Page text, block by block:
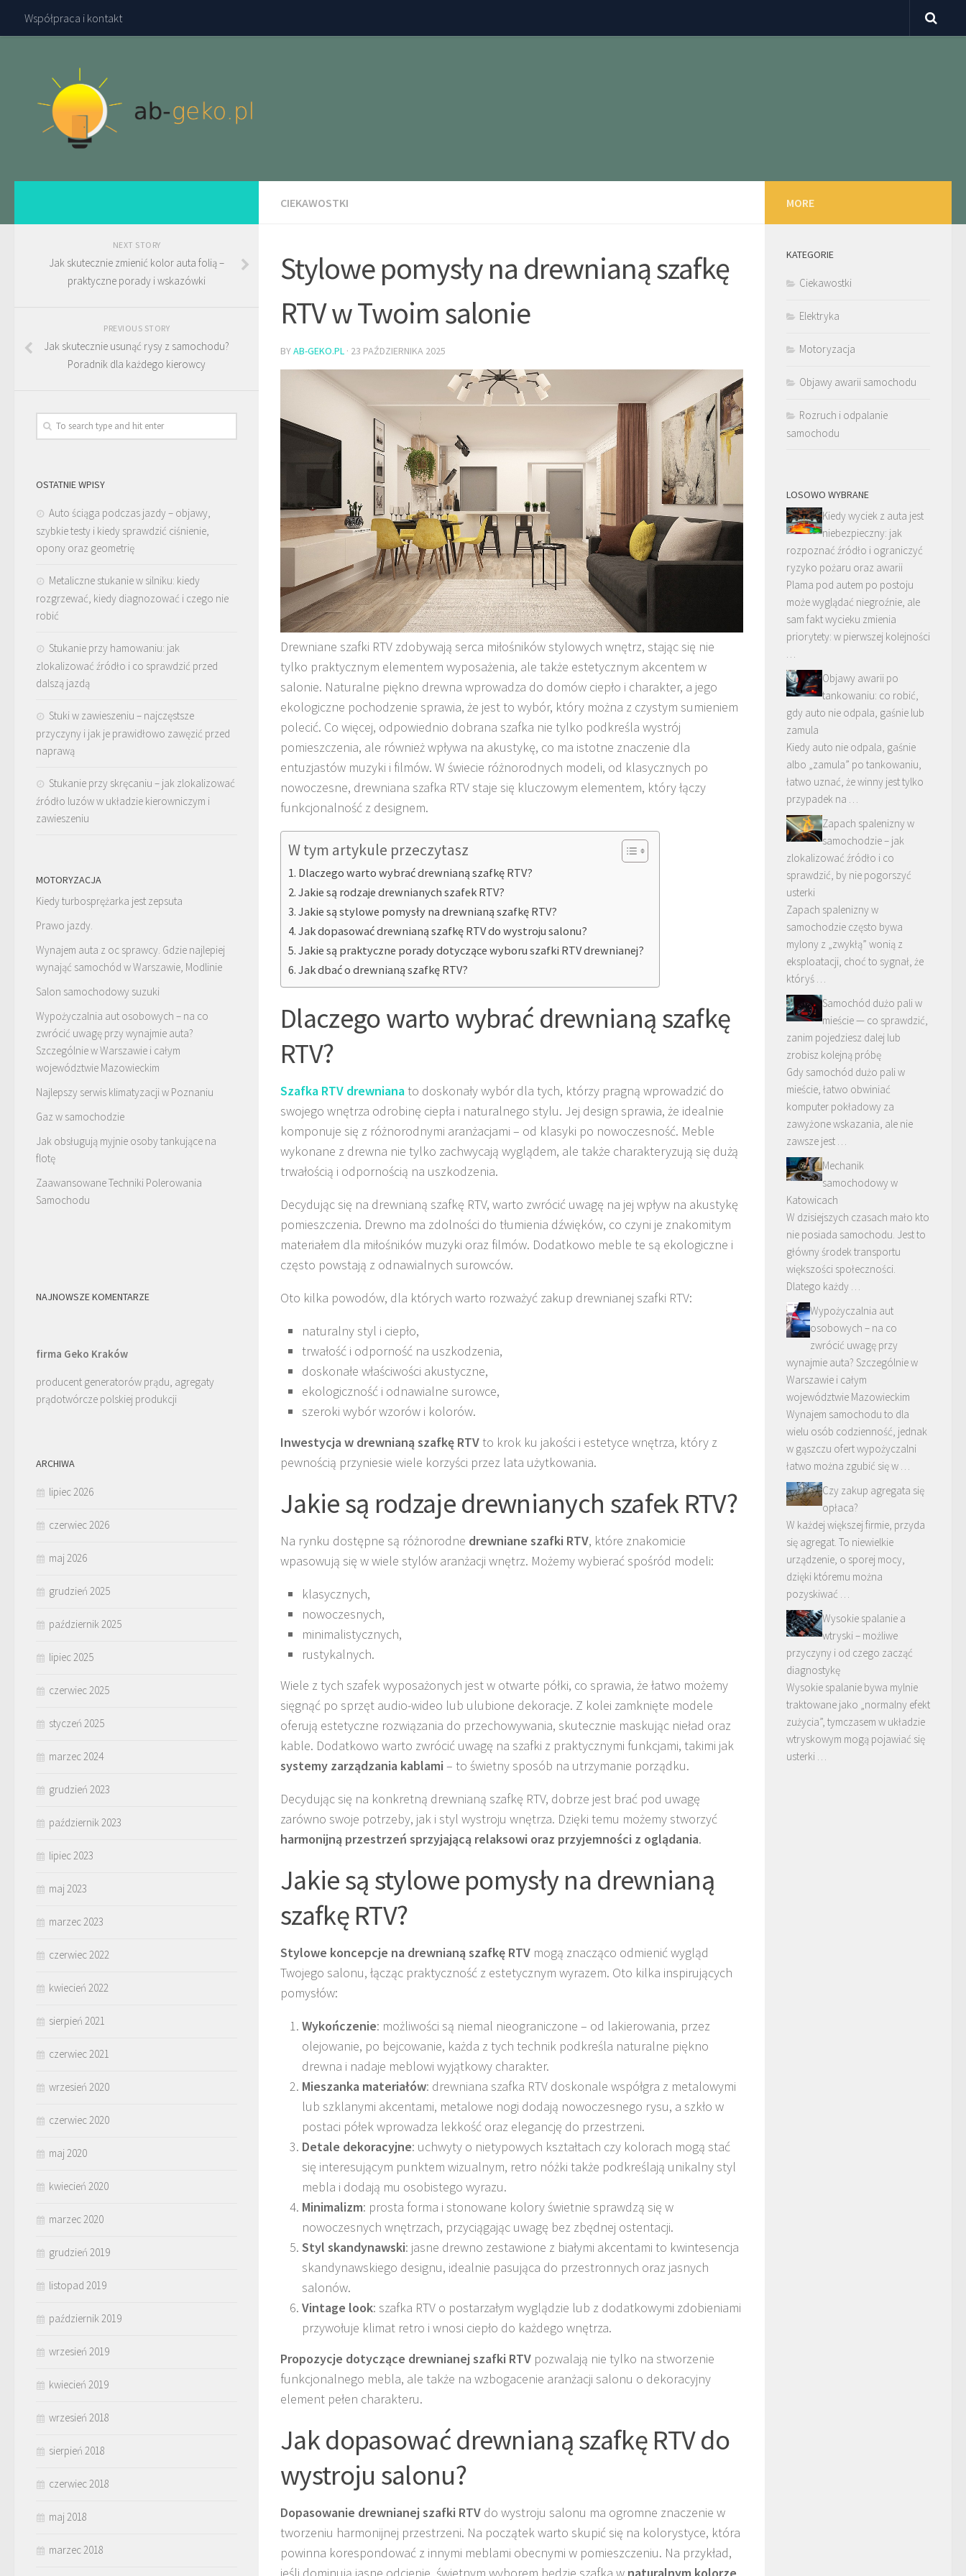
Współpraca i kontakt
CIEKAWOSTKI
Stylowe pomysły na drewnianą szafkę
RTV w Twoim salonie
BYAB-GEKO.PL · 23 PAŹDZIERNIKA 2025
Drewniane szafki RTV zdobywają serca miłośników stylowych wnętrz, stając się nie
tylko praktycznym elementem wyposażenia, ale także estetycznym akcentem w
salonie. Naturalne piękno drewna wprowadza do domów ciepło i charakter, a jego
ekologiczne pochodzenie sprawia, że jest to wybór, który można z czystym sumieniem
polecić. Co więcej, odpowiednio dobrana szafka nie tylko podkreśla wystrój
pomieszczenia, ale również wpływa na akustykę, co ma istotne znaczenie dla
entuzjastów muzyki i filmów. W świecie różnorodnych modeli, od klasycznych po
nowoczesne, drewniana szafka RTV staje się kluczowym elementem, który łączy
funkcjonalność z designem.
W tym artykule przeczytasz
Dlaczego warto wybrać drewnianą szafkę RTV?
Jakie są rodzaje drewnianych szafek RTV?
Jakie są stylowe pomysły na drewnianą szafkę RTV?
Jak dopasować drewnianą szafkę RTV do wystroju salonu?
Jakie są praktyczne porady dotyczące wyboru szafki RTV drewnianej?
Jak dbać o drewnianą szafkę RTV?
Dlaczego warto wybrać drewnianą szafkę
RTV?
Szafka RTV drewnianato doskonały wybór dla tych, którzy pragną wprowadzić do
swojego wnętrza odrobinę ciepła i naturalnego stylu. Jej design sprawia, że idealnie
komponuje się z różnorodnymi aranżacjami – od klasyki po nowoczesność. Meble
wykonane z drewna nie tylko zachwycają wyglądem, ale także charakteryzują się dużą
trwałością i odpornością na uszkodzenia.
Decydując się na drewnianą szafkę RTV, warto zwrócić uwagę na jej wpływ na akustykę
pomieszczenia. Drewno ma zdolności do tłumienia dźwięków, co czyni je znakomitym
materiałem dla miłośników muzyki oraz filmów. Dodatkowo meble te są ekologiczne i
często powstają z odnawialnych surowców.
Oto kilka powodów, dla których warto rozważyć zakup drewnianej szafki RTV:
naturalny styl i ciepło,
trwałość i odporność na uszkodzenia,
doskonałe właściwości akustyczne,
ekologiczność i odnawialne surowce,
szeroki wybór wzorów i kolorów.
Inwestycja w drewnianą szafkę RTVto krok ku jakości i estetyce wnętrza, który z
pewnością przyniesie wiele korzyści przez lata użytkowania.
Jakie są rodzaje drewnianych szafek RTV?
Na rynku dostępne są różnorodne drewniane szafki RTV, które znakomicie
wpasowują się w wiele stylów aranżacji wnętrz. Możemy wybierać spośród modeli:
klasycznych,
nowoczesnych,
minimalistycznych,
rustykalnych.
Wiele z tych szafek wyposażonych jest w otwarte półki, co sprawia, że łatwo możemy
sięgnąć po sprzęt audio-wideo lub ulubione dekoracje. Z kolei zamknięte modele
oferują estetyczne rozwiązania do przechowywania, skutecznie maskując nieład oraz
kable. Dodatkowo warto zwrócić uwagę na szafki z praktycznymi funkcjami, takimi jak
systemy zarządzania kablami – to świetny sposób na utrzymanie porządku.
Decydując się na konkretną drewnianą szafkę RTV, dobrze jest brać pod uwagę
zarówno swoje potrzeby, jak i styl wystroju wnętrza. Dzięki temu możemy stworzyć
harmonijną przestrzeń sprzyjającą relaksowi oraz przyjemności z oglądania.
Jakie są stylowe pomysły na drewnianą
szafkę RTV?
Stylowe koncepcje na drewnianą szafkę RTV mogą znacząco odmienić wygląd
Twojego salonu, łącząc praktyczność z estetycznym wyrazem. Oto kilka inspirujących
pomysłów:
Wykończenie: możliwości są niemal nieograniczone – od lakierowania, przez
olejowanie, po bejcowanie, każda z tych technik podkreśla naturalne piękno
drewna i nadaje meblowi wyjątkowy charakter.
Mieszanka materiałów: drewniana szafka RTV doskonale współgra z metalowymi
lub szklanymi akcentami, metalowe nogi dodają nowoczesnego rysu, a szkło w
postaci półek wprowadza lekkość oraz elegancję do przestrzeni.
Detale dekoracyjne: uchwyty o nietypowych kształtach czy kolorach mogą stać
się interesującym punktem wizualnym, retro nóżki także podkreślają unikalny styl
mebla i dodają mu osobistego wyrazu.
Minimalizm: prosta forma i stonowane kolory świetnie sprawdzą się w
nowoczesnych wnętrzach, przyciągając uwagę bez zbędnej ostentacji.
Styl skandynawski: jasne drewno zestawione z białymi akcentami to kwintesencja
skandynawskiego designu, idealnie pasująca do przestronnych oraz jasnych
salonów.
Vintage look: szafka RTV o postarzałym wyglądzie lub z dodatkowymi zdobieniami
przywołuje klimat retro i wnosi ciepło do każdego wnętrza.
Propozycje dotyczące drewnianej szafki RTV pozwalają nie tylko na stworzenie
funkcjonalnego mebla, ale także na wzbogacenie aranżacji salonu o dekoracyjny
element pełen charakteru.
Jak dopasować drewnianą szafkę RTV do
wystroju salonu?
Dopasowanie drewnianej szafki RTV do wystroju salonu ma ogromne znaczenie w
tworzeniu harmonijnej przestrzeni. Na początek warto skupić się na kolorystyce, która
powinna korespondować z innymi meblami obecnymi w pomieszczeniu. Na przykład,
jeśli dominują jasne odcienie, świetnym wyborem będzie szafka w naturalnym kolorze
NEXT STORY
Jak skutecznie zmienić kolor auta folią –
praktyczne porady i wskazówki
PREVIOUS STORY
Jak skutecznie usunąć rysy z samochodu?
Poradnik dla każdego kierowcy
OSTATNIE WPISY
Auto ściąga podczas jazdy – objawy,
szybkie testy i kiedy sprawdzić ciśnienie,
opony oraz geometrię
Metaliczne stukanie w silniku: kiedy
rozgrzewać, kiedy diagnozować i czego nie
robić
Stukanie przy hamowaniu: jak
zlokalizować źródło i co sprawdzić przed
dalszą jazdą
Stuki w zawieszeniu – najczęstsze
przyczyny i jak je prawidłowo zawęzić przed
naprawą
Stukanie przy skręcaniu – jak zlokalizować
źródło luzów w układzie kierowniczym i
zawieszeniu
MOTORYZACJA
Kiedy turbosprężarka jest zepsuta
Prawo jazdy.
Wynajem auta z oc sprawcy. Gdzie najlepiej
wynająć samochód w Warszawie, Modlinie
Salon samochodowy suzuki
Wypożyczalnia aut osobowych – na co
zwrócić uwagę przy wynajmie auta?
Szczególnie w Warszawie i całym
województwie Mazowieckim
Najlepszy serwis klimatyzacji w Poznaniu
Gaz w samochodzie
Jak obsługują myjnie osoby tankujące na
flotę
Zaawansowane Techniki Polerowania
Samochodu
NAJNOWSZE KOMENTARZE
firma Geko Kraków
producent generatorów prądu, agregaty
prądotwórcze polskiej produkcji
ARCHIWA
lipiec 2026
czerwiec 2026
maj 2026
grudzień 2025
październik 2025
lipiec 2025
czerwiec 2025
styczeń 2025
marzec 2024
grudzień 2023
październik 2023
lipiec 2023
maj 2023
marzec 2023
czerwiec 2022
kwiecień 2022
sierpień 2021
czerwiec 2021
wrzesień 2020
czerwiec 2020
maj 2020
kwiecień 2020
marzec 2020
grudzień 2019
listopad 2019
październik 2019
wrzesień 2019
kwiecień 2019
wrzesień 2018
sierpień 2018
czerwiec 2018
maj 2018
marzec 2018
MORE
KATEGORIE
Ciekawostki
Elektryka
Motoryzacja
Objawy awarii samochodu
Rozruch i odpalanie
samochodu
LOSOWO WYBRANE
Kiedy wyciek z auta jest
niebezpieczny: jak
rozpoznać źródło i ograniczyć
ryzyko pożaru oraz awarii
Plama pod autem po postoju
może wyglądać niegroźnie, ale
sam fakt wycieku zmienia
priorytety: w pierwszej kolejności
…
Objawy awarii po
tankowaniu: co robić,
gdy auto nie odpala, gaśnie lub
zamula
Kiedy auto nie odpala, gaśnie
albo „zamula” po tankowaniu,
łatwo uznać, że winny jest tylko
przypadek na …
Zapach spalenizny w
samochodzie – jak
zlokalizować źródło i co
sprawdzić, by nie pogorszyć
usterki
Zapach spalenizny w
samochodzie często bywa
mylony z „zwykłą” wonią z
eksploatacji, choć to sygnał, że
któryś …
Samochód dużo pali w
mieście — co sprawdzić,
zanim pojedziesz dalej lub
zrobisz kolejną próbę
Gdy samochód dużo pali w
mieście, łatwo obwiniać
komputer pokładowy za
zawyżone wskazania, ale nie
zawsze jest …
Mechanik
samochodowy w
Katowicach
W dzisiejszych czasach mało kto
nie posiada samochodu. Jest to
główny środek transportu
większości społeczności.
Dlatego każdy …
Wypożyczalnia aut
osobowych – na co
zwrócić uwagę przy
wynajmie auta? Szczególnie w
Warszawie i całym
województwie Mazowieckim
Wynajem samochodu to dla
wielu osób codzienność, jednak
w gąszczu ofert wypożyczalni
łatwo można zgubić się w …
Czy zakup agregata się
opłaca?
W każdej większej firmie, przyda
się agregat. To niewielkie
urządzenie, o sporej mocy,
dzięki któremu można
pozyskiwać …
Wysokie spalanie a
wtryski – możliwe
przyczyny i od czego zacząć
diagnostykę
Wysokie spalanie bywa mylnie
traktowane jako „normalny efekt
zużycia”, tymczasem w układzie
wtryskowym mogą pojawiać się
usterki …